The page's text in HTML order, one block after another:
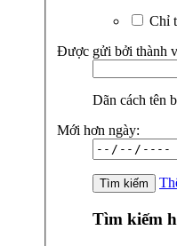
Chỉ
Được gửi bởi thành
Dãn cách tên
Mới hơn ngày:
Tìm kiếm